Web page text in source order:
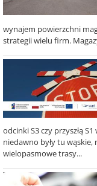
wynajem powierzchni
strategii wielu firm.
odcinki S3 czy przyszłą
niedawno były tu
wielopasmowe trasy...